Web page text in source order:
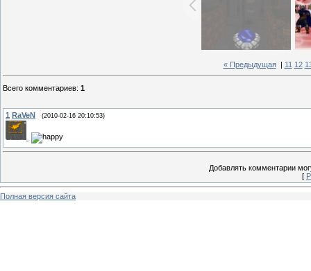
« Предыдущая| 11 12
Всего комментариев: 1
1 RaVeN (2010-02-16 20:10:53)
Добавлять комментарии
[
Полная версия сайта